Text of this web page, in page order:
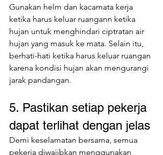
Gunakan helm dan kacamata kerja
ketika harus keluar ruangann ketika
hujan untuk menghindari ciptratan air
hujan yang masuk ke mata. Selain itu,
berhati-hati ketika harus keluar ruangan
karena kondisi hujan akan mengurangi
jarak pandangan.
5. Pastikan setiap pekerja
dapat terlihat dengan jelas
Demi keselamatan bersama, semua
pekerja diwajibkan menggunakan